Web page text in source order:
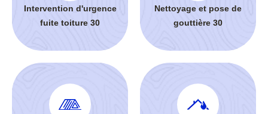
Intervention d'urgence
fuite toiture 30
Nettoyage et pose de
gouttière 30